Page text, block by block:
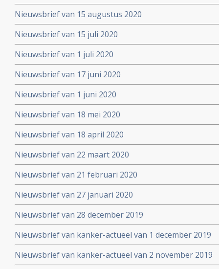
Nieuwsbrief van 15 augustus 2020
Nieuwsbrief van 15 juli 2020
Nieuwsbrief van 1 juli 2020
Nieuwsbrief van 17 juni 2020
Nieuwsbrief van 1 juni 2020
Nieuwsbrief van 18 mei 2020
Nieuwsbrief van 18 april 2020
Nieuwsbrief van 22 maart 2020
Nieuwsbrief van 21 februari 2020
Nieuwsbrief van 27 januari 2020
Nieuwsbrief van 28 december 2019
Nieuwsbrief van kanker-actueel van 1 december 2019
Nieuwsbrief van kanker-actueel van 2 november 2019